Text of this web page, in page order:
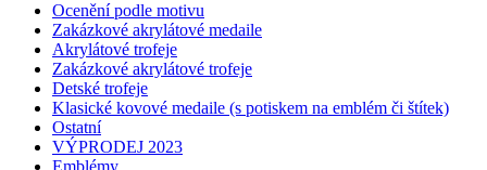
Ocenění podle motivu
Zakázkové akrylátové medaile
Akrylátové trofeje
Zakázkové akrylátové trofeje
Detské trofeje
Klasické kovové medaile (s potiskem na emblém či štítek)
Ostatní
VÝPRODEJ 2023